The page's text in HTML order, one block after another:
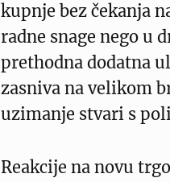
kupnje bez čekanja
radne snage nego u
prethodna dodatna
zasniva na velikom
uzimanje stvari s
Reakcije na novu